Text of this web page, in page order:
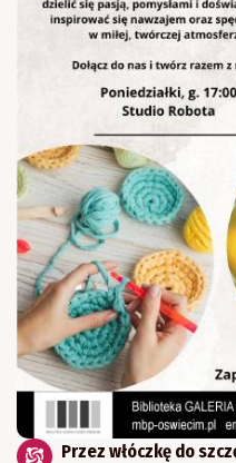
Przez włóczkę do